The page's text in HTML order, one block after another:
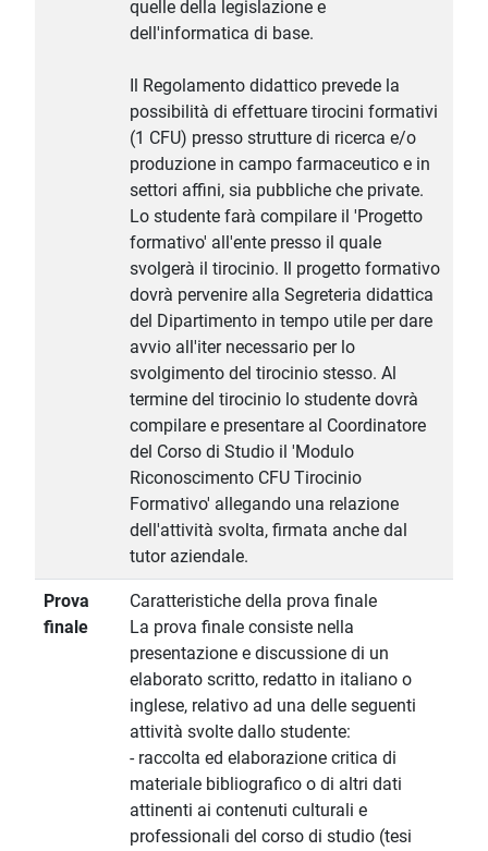
quelle della legislazione e
dell'informatica di base.
Il Regolamento didattico prevede la
possibilità di effettuare tirocini formativi
(1 CFU) presso strutture di ricerca e/o
produzione in campo farmaceutico e in
settori affini, sia pubbliche che private.
Lo studente farà compilare il 'Progetto
formativo' all'ente presso il quale
svolgerà il tirocinio. Il progetto formativo
dovrà pervenire alla Segreteria didattica
del Dipartimento in tempo utile per dare
avvio all'iter necessario per lo
svolgimento del tirocinio stesso. Al
termine del tirocinio lo studente dovrà
compilare e presentare al Coordinatore
del Corso di Studio il 'Modulo
Riconoscimento CFU Tirocinio
Formativo' allegando una relazione
dell'attività svolta, firmata anche dal
tutor aziendale.
Prova
finale
Caratteristiche della prova finale
La prova finale consiste nella
presentazione e discussione di un
elaborato scritto, redatto in italiano o
inglese, relativo ad una delle seguenti
attività svolte dallo studente:
- raccolta ed elaborazione critica di
materiale bibliografico o di altri dati
attinenti ai contenuti culturali e
professionali del corso di studio (tesi